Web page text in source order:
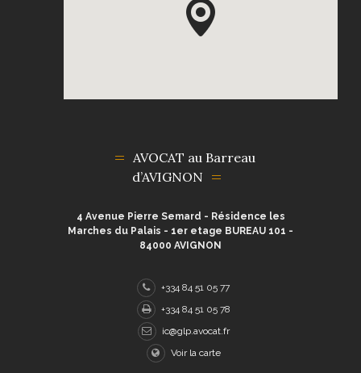
AVOCAT au Barreau
d’AVIGNON
4 Avenue Pierre Semard - Résidence les
Marches du Palais - 1er etage BUREAU 101 -
84000 AVIGNON
+334 84 51 05 77
+334 84 51 05 78
ic@glp.avocat.fr
Voir la carte